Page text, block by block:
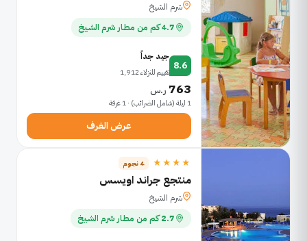
شرم الشيخ
4.7 كم من مطار شرم الشيخ
8.6
جيد جداً
تقييم للنزلاء 1,912
763 ر.س
1 ليلة (شامل الضرائب) · 1 غرفة
عرض الغرف
★★★★ 4 نجوم
منتجع جراند اويسس
شرم الشيخ
2.7 كم من مطار شرم الشيخ